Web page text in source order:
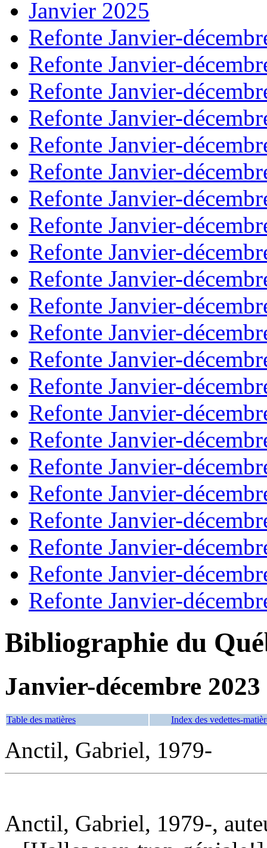
Janvier 2025
Refonte Janvier-
Refonte Janvier-
Refonte Janvier-
Refonte Janvier-
Refonte Janvier-
Refonte Janvier-
Refonte Janvier-
Refonte Janvier-
Refonte Janvier-
Refonte Janvier-
Refonte Janvier-
Refonte Janvier-
Refonte Janvier-
Refonte Janvier-
Refonte Janvier-
Refonte Janvier-
Refonte Janvier-
Refonte Janvier-
Refonte Janvier-
Refonte Janvier-
Refonte Janvier-
Refonte Janvier-
Bibliographie du
Janvier-décembre 2023
Table des matières Index des vedettes-
Anctil, Gabriel, 1979-
Anctil, Gabriel, 1979-,